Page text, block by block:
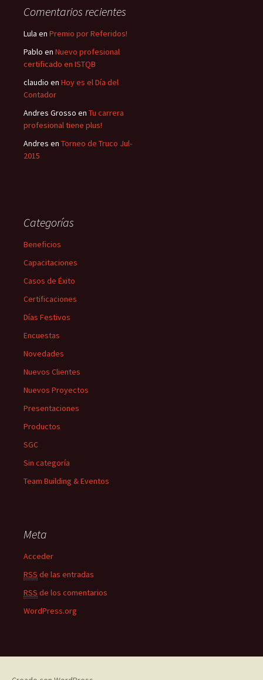
Comentarios recientes
Lula en Premio por Referidos!
Pablo en Nuevo profesional
certificado en ISTQB
claudio en Hoy es el Día del
Contador
Andres Grosso en Tu carrera
profesional tiene plus!
Andres en Torneo de Truco Jul-
2015
Categorías
Beneficios
Capacitaciones
Casos de Éxito
Certificaciones
Días Festivos
Encuestas
Novedades
Nuevos Clientes
Nuevos Proyectos
Presentaciones
Productos
SGC
Sin categoría
Team Building & Eventos
Meta
Acceder
RSS de las entradas
RSS de los comentarios
WordPress.org